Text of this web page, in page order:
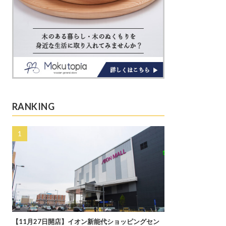
RANKING
【11月27日開店】イオン新能代ショッピングセン